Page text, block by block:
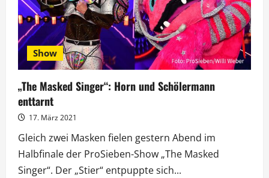
Show
„The Masked Singer“: Horn und Schölermann
enttarnt
17. März 2021
Gleich zwei Masken fielen gestern Abend im
Halbfinale der ProSieben-Show „The Masked
Singer“. Der „Stier“ entpuppte sich...